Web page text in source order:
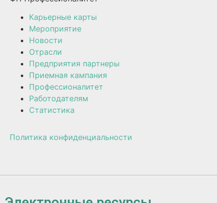
Карьерные карты
Мероприятие
Новости
Отрасли
Предприятия партнеры
Приемная кампания
Профессионалитет
Работодателям
Статистика
Политика конфиденциальности